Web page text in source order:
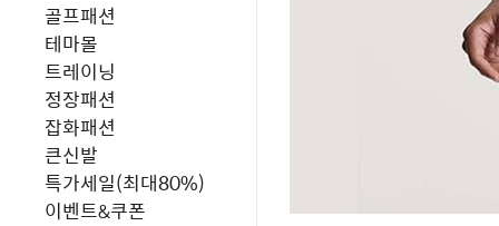
골프패션
테마몰
트레이닝
정장패션
잡화패션
큰신발
특가세일(최대80%)
이벤트&쿠폰